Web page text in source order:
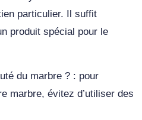
particulier. Il suffit
produit spécial pour le
du marbre ? : pour
marbre, évitez d’utiliser des